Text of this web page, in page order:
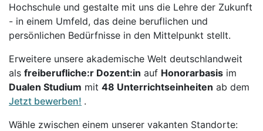
Hochschule und gestalte mit uns die Lehre der Zukunft
- in einem Umfeld, das deine beruflichen und
persönlichen Bedürfnisse in den Mittelpunkt stellt.
Erweitere unsere akademische Welt deutschlandweit
als freiberufliche:r Dozent:in auf Honorarbasis im
Dualen Studium mit 48 Unterrichtseinheiten ab dem
Jetzt bewerben! .
Wähle zwischen einem unserer vakanten Standorte: